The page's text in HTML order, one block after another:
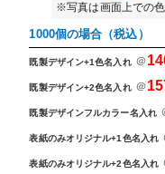
※写真は画面上での
1000個の場合（税込）
既製デザイン+1色名入れ ＠
既製デザイン+2色名入れ ＠
既製デザインフルカラー名入れ
表紙のみオリジナル+1色名入れ
表紙のみオリジナル+2色名入れ